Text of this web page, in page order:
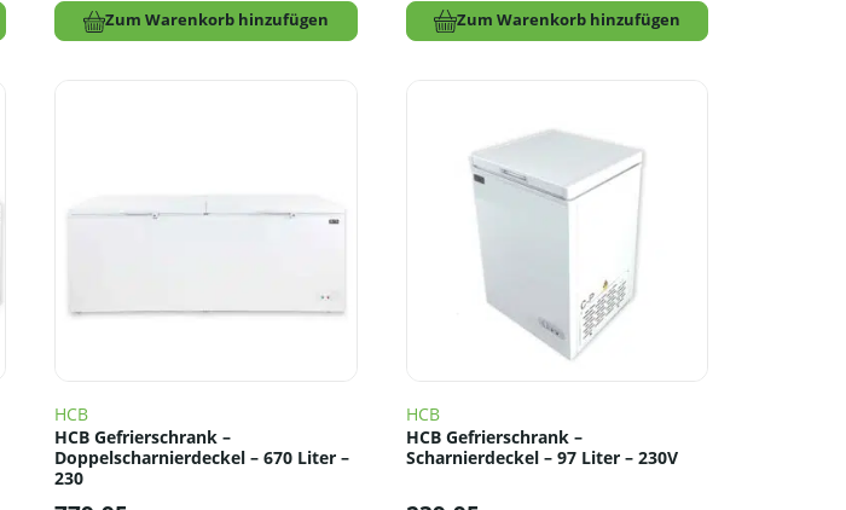
Zum Warenkorb hinzufügen
Zum Warenkorb hinzufügen
HCB
HCB Gefrierschrank –
Doppelscharnierdeckel – 670 Liter –
230
HCB
HCB Gefrierschrank –
Scharnierdeckel – 97 Liter – 230V